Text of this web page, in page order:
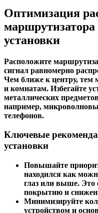
Оптимизация
установки
Расположите
сигнал равномерно
Чем ближе к центру, тем
и комнатам. Избегайте
металлических
например,
телефонов.
Ключевые
установки
Повышайте
находился как
глаз или выше. Это
покрытию и
Минимизируйте
устройством и